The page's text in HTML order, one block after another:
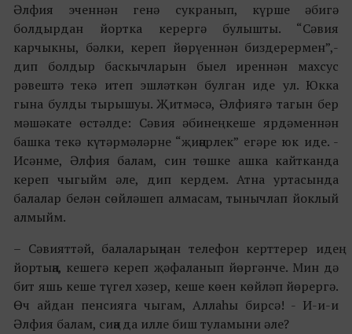
Әлфия эченнән генә сукранып, күрше әбигә
болдырдан йортка керергә булышты. “Сәвия
карчыкны, бәлки, кереп йөрүеннән биздерермен”,-
дип болдыр баскычларын быел иреннән махсус
рәвештә текә итеп эшләткән булган иде ул. Юкка
гына булды тырышуы. Җитмәсә, Әлфиягә тагын бер
мәшәкате өстәлде: Сәвия әбинең кеше ярдәменнән
башка текә күтәрмәләрне “җиңәрлек” егәре юк иде. -
Исәнме, Әлфия балам, син төшке ашка кайтканда
кереп чыгыйм әле, дип кердем. Атна уртасында
балалар белән сөйләшеп алмасам, тынычлап йоклый
алмыйм.
– Сәвияттәй, балаларыңнан телефон керттерер идең
йортыңа, кешегә кереп җәфаланып йөргәнче. Мин дә
бит яшь кеше түгел хәзер, кеше көен көйләп йөрергә.
Өч айдан пенсияга чыгам, Аллаһы бирсә! - И-и-и
Әлфия балам, сиңа да илле биш туламыни әле?